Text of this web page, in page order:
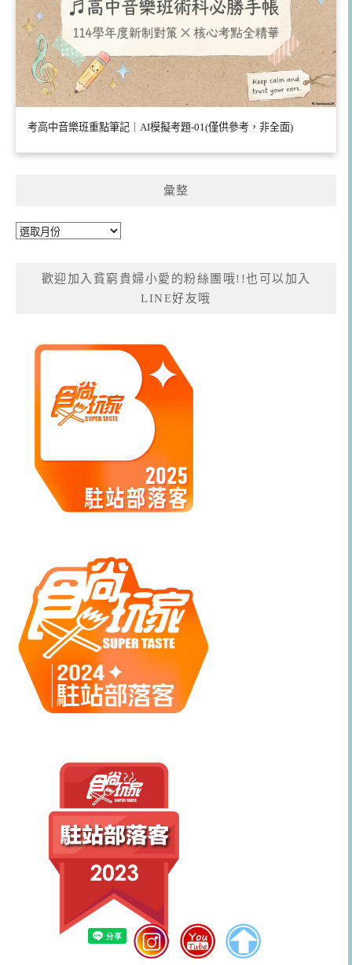
考高中音樂班重點筆記｜AI模擬考題-01(僅供參考，非全面)
彙整
彙
歡迎加入貧窮貴婦小愛的粉絲團哦!!也可以加入
LINE好友哦